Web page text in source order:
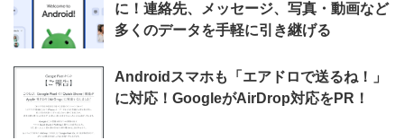
に！連絡先、メッセージ、写真・動画など
多くのデータを手軽に引き継げる
Androidスマホも「エアドロで送るね！」
に対応！GoogleがAirDrop対応をPR！